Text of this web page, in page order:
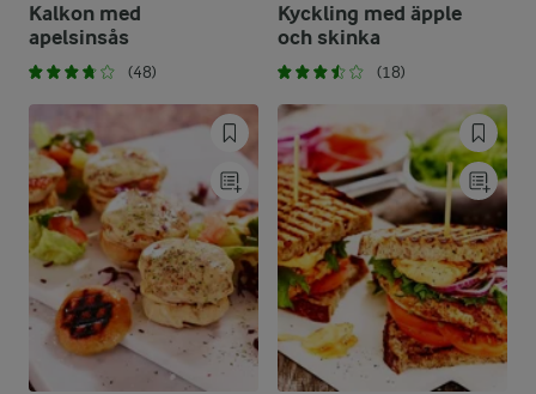
Kalkon med
apelsinsås
(48)
Kyckling med äpple
och skinka
(18)